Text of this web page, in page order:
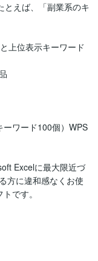
とえば、「副業系のキ
上位表示キーワード
ワード100個）WPS
Excelに最大限近づ
方に違和感なくお使
です。